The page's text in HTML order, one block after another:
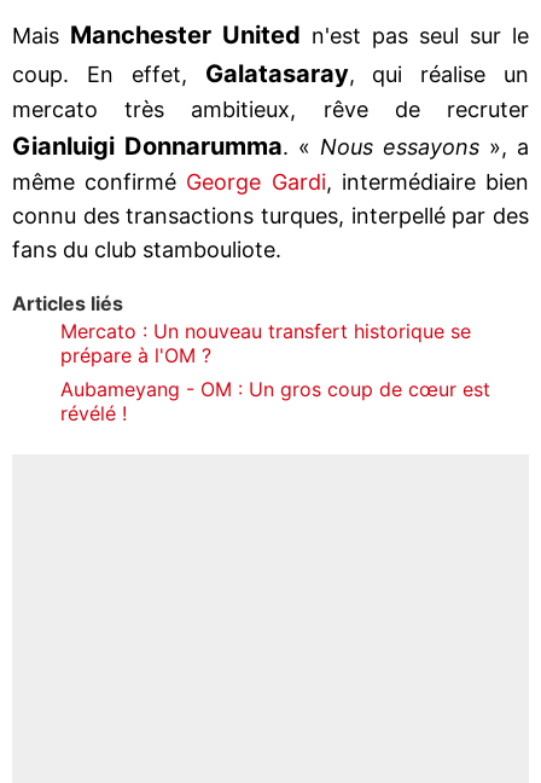
Mais Manchester United n'est pas seul sur le
coup. En effet, Galatasaray, qui réalise un
mercato très ambitieux, rêve de recruter
Gianluigi Donnarumma. « Nous essayons », a
même confirmé George Gardi, intermédiaire bien
connu des transactions turques, interpellé par des
fans du club stambouliote.
Articles liés
Mercato : Un nouveau transfert historique se
prépare à l'OM ?
Aubameyang - OM : Un gros coup de cœur est
révélé !